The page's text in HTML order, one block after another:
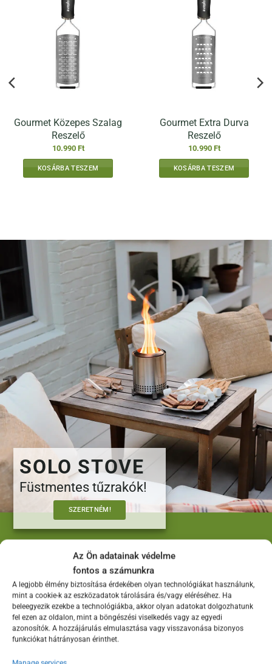
Az Ön adatainak védelme
fontos a számunkra
A legjobb élmény biztosítása érdekében olyan technológiákat használunk,
mint a cookie-k az eszközadatok tárolására és/vagy eléréséhez. Ha
beleegyezik ezekbe a technológiákba, akkor olyan adatokat dolgozhatunk
fel ezen az oldalon, mint a böngészési viselkedés vagy az egyedi
azonosítók. A hozzájárulás elmulasztása vagy visszavonása bizonyos
funkciókat hátrányosan érinthet.
Gourmet Közepes Szalag
Reszelő
10.990 Ft
KOSÁRBA TESZEM
Gourmet Extra Durva
Reszelő
10.990 Ft
KOSÁRBA TESZEM
SOLO STOVE
Füstmentes tűzrakók!
SZERETNÉM!
Solo Stove füstmentes tűzrakók